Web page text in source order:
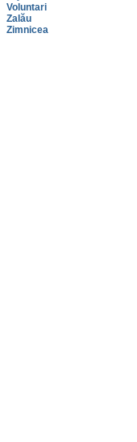
Voluntari
Zalău
Zimnicea